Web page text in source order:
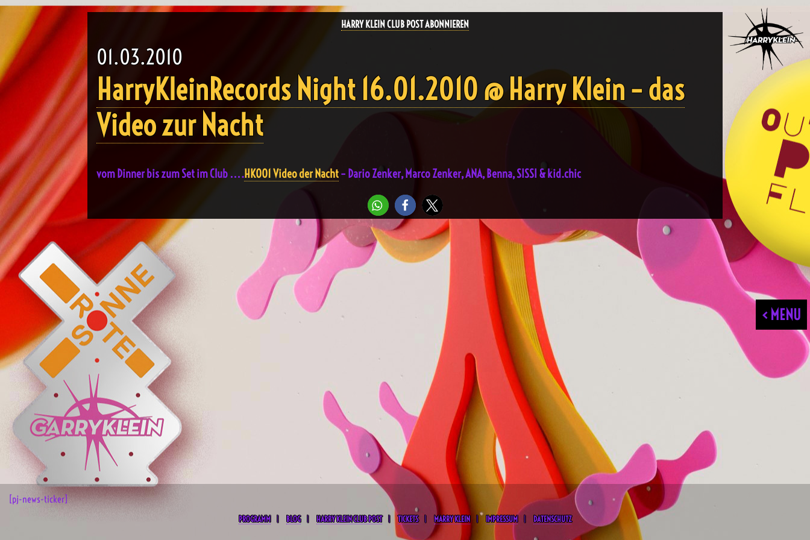
HARRY KLEIN CLUB POST ABONNIEREN
< MENU
01.03.2010
HarryKleinRecords Night 16.01.2010 @ Harry Klein – das
Video zur Nacht
vom Dinner bis zum Set im Club ….HK001 Video der Nacht– Dario Zenker, Marco Zenker, ANA, Benna, SISSI & kid.chic
[pj-news-ticker]
PROGRAMM BLOG HARRY KLEIN CLUB POST TICKETS MARRY KLEIN IMPRESSUM DATENSCHUTZ